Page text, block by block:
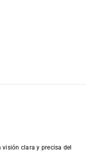
visión clara y precisa del